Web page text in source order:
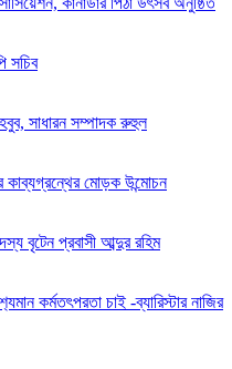
সচিব
সাধারন সম্পাদক রুহুল
কাব্যগ্রন্থের মোড়ক উন্মোচন
বৃটেন প্রবাসী আব্দুর রহিম
কর্মতৎপরতা চাই -ব্যারিস্টার নাজির